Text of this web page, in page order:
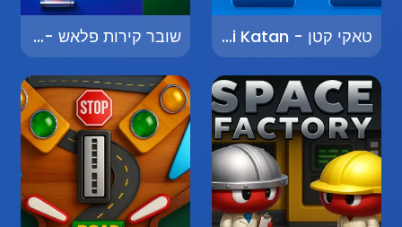
טאקי קטן - Taki Katan שובר קירות פלאש - Flash Breakout